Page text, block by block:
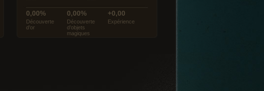
0,00%
Découverte
d’or
0,00%
Découverte
d’objets
magiques
+0,00
Expérience